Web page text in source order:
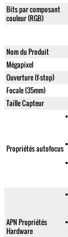
Bits par composant
couleur (RGB)
Nom du Produit
Mégapixel
Ouverture (f-stop)
Focale (35mm)
Taille Capteur
Propriétés autofocus
APN Propriétés
Hardware